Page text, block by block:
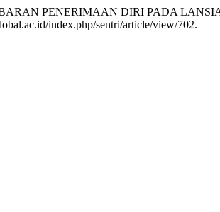
PENERIMAAN DIRI PADA
index.php/sentri/article/view/702.